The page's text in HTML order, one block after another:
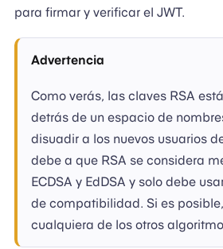
para firmar y verificar el JWT.
Advertencia
Como verás, las claves RSA
detrás de un espacio de
disuadir a los nuevos usuarios
debe a que RSA se considera
ECDSA y EdDSA y solo debe
de compatibilidad. Si es
cualquiera de los otros